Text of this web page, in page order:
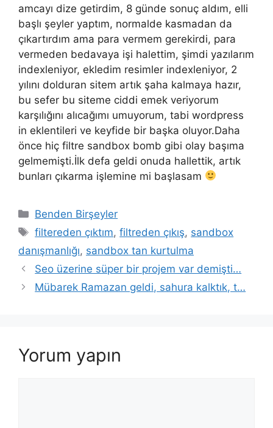
amcayı dize getirdim, 8 günde sonuç aldım, elli
başlı şeyler yaptım, normalde kasmadan da
çıkartırdım ama para vermem gerekirdi, para
vermeden bedavaya işi halettim, şimdi yazılarım
indexleniyor, ekledim resimler indexleniyor, 2
yılını dolduran sitem artık şaha kalmaya hazır,
bu sefer bu siteme ciddi emek veriyorum
karşılığını alıcağımı umuyorum, tabi wordpress
in eklentileri ve keyfide bir başka oluyor.Daha
önce hiç filtre sandbox bomb gibi olay başıma
gelmemişti.İlk defa geldi onuda hallettik, artık
bunları çıkarma işlemine mi başlasam
Kategoriler
Benden Birşeyler
Etiketler
filtereden çıktım,filtreden çıkış, sandbox
danışmanlığı, sandbox tan kurtulma
Yazı
dolaşımı
Seo üzerine süper bir projem var demişti…
Mübarek Ramazan geldi, sahura kalktık, t…
Yorum yapın